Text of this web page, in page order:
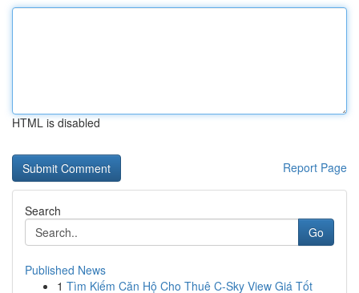
HTML is disabled
Report Page
Search
Go
Published News
1 Tìm Kiếm Căn Hộ Cho Thuê C-Sky View Giá Tốt